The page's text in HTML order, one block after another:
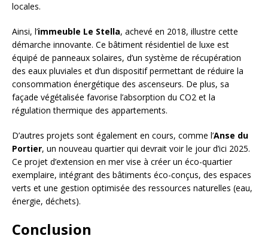
locales.
Ainsi, l’immeuble Le Stella, achevé en 2018, illustre cette
démarche innovante. Ce bâtiment résidentiel de luxe est
équipé de panneaux solaires, d’un système de récupération
des eaux pluviales et d’un dispositif permettant de réduire la
consommation énergétique des ascenseurs. De plus, sa
façade végétalisée favorise l’absorption du CO2 et la
régulation thermique des appartements.
D’autres projets sont également en cours, comme l’Anse du
Portier, un nouveau quartier qui devrait voir le jour d’ici 2025.
Ce projet d’extension en mer vise à créer un éco-quartier
exemplaire, intégrant des bâtiments éco-conçus, des espaces
verts et une gestion optimisée des ressources naturelles (eau,
énergie, déchets).
Conclusion